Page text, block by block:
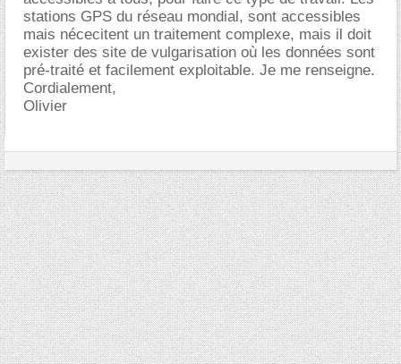
stations GPS du réseau mondial, sont accessibles
mais nécecitent un traitement complexe, mais il doit
exister des site de vulgarisation où les données sont
pré-traité et facilement exploitable. Je me renseigne.
Cordialement,
Olivier